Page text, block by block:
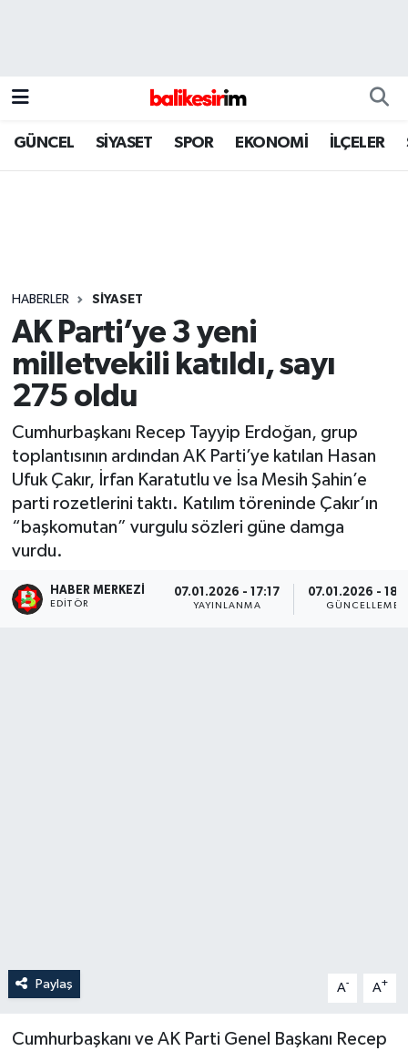
GÜNCEL SİYASET SPOR EKONOMİ İLÇELER
HABERLER SİYASET
AK Parti’ye 3 yeni
milletvekili katıldı, sayı
275 oldu
Cumhurbaşkanı Recep Tayyip Erdoğan, grup
toplantısının ardından AK Parti’ye katılan Hasan
Ufuk Çakır, İrfan Karatutlu ve İsa Mesih Şahin’e
parti rozetlerini taktı. Katılım töreninde Çakır’ın
“başkomutan” vurgulu sözleri güne damga
vurdu.
HABER MERKEZI
EDITÖR
07.01.2026 - 17:17
YAYINLANMA
07.01.2026 -
GÜNCELLEME
Paylaş A- A+
Cumhurbaşkanı ve AK Parti Genel Başkanı Recep